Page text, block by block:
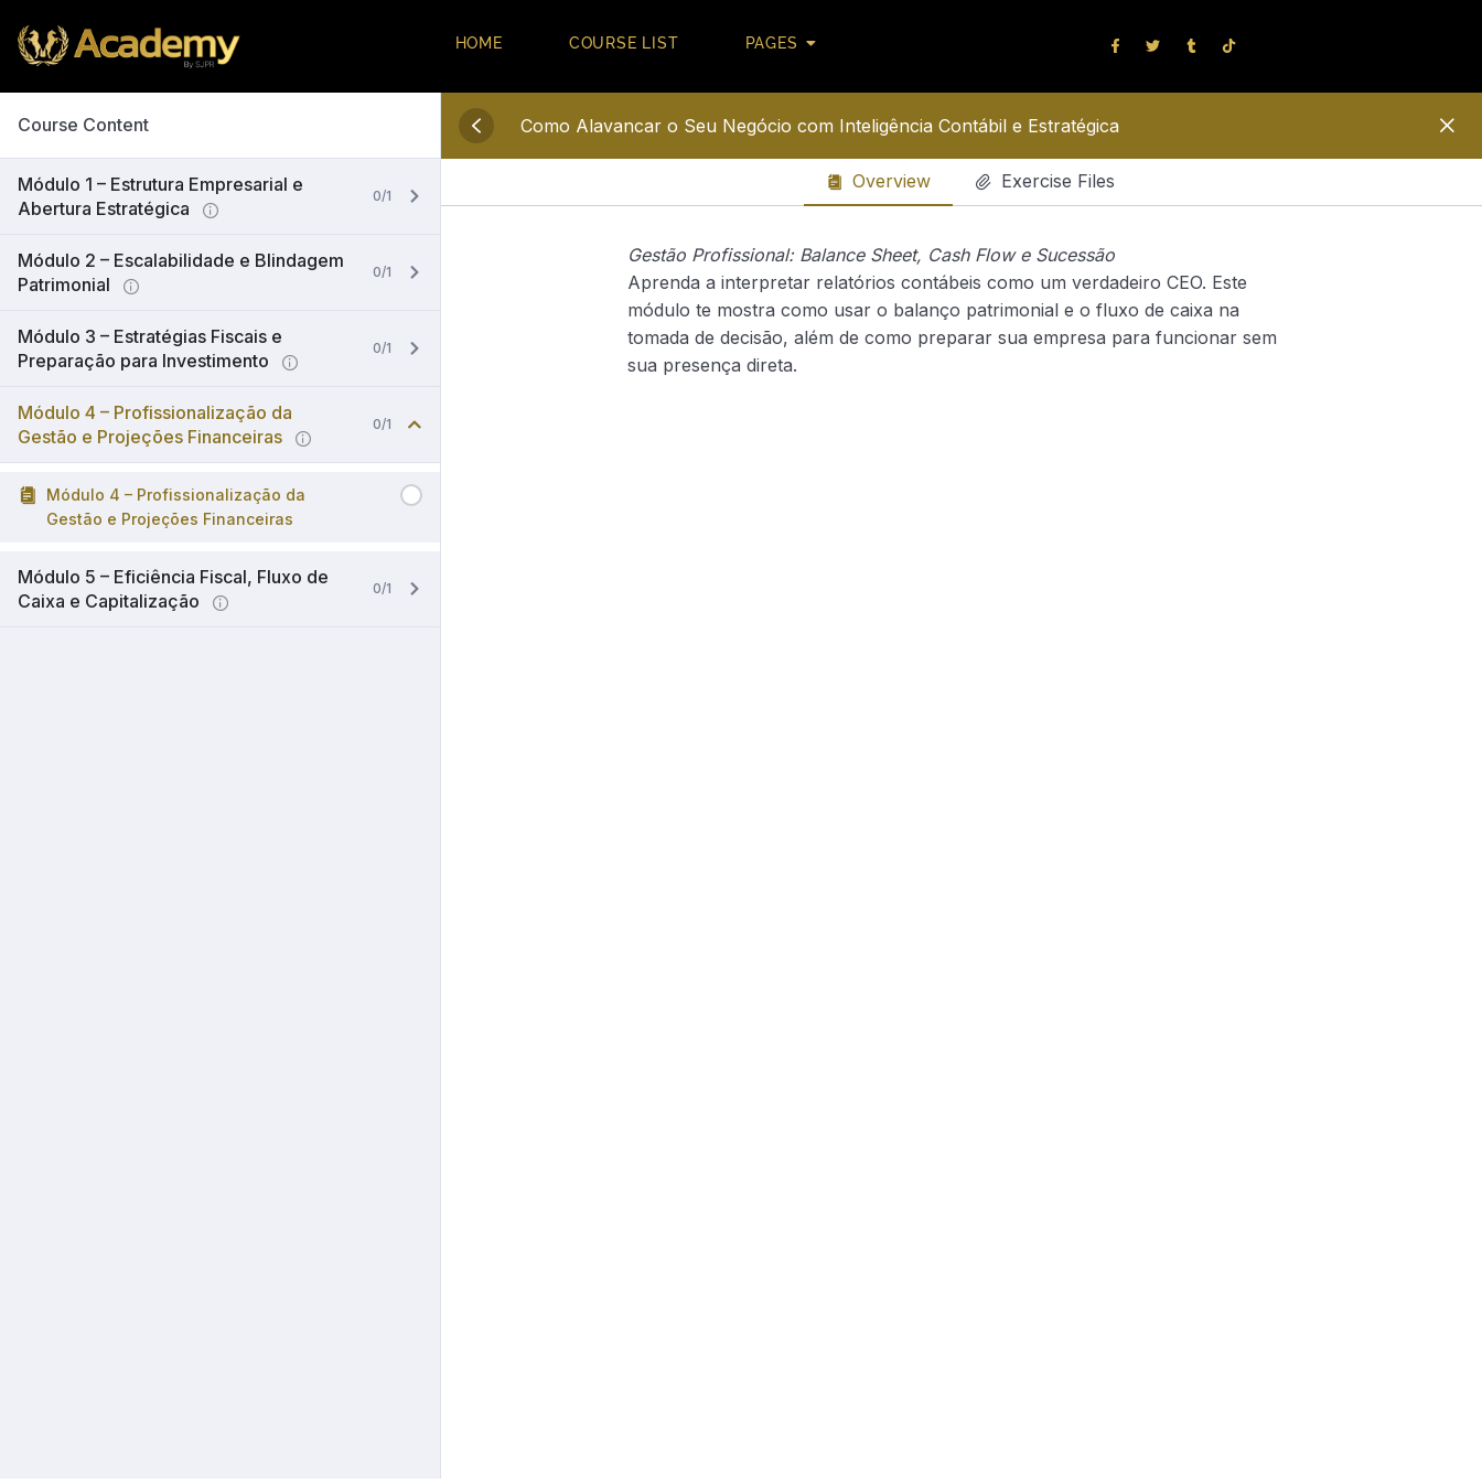
HOME COURSE LIST PAGES
Course Content
Módulo 1 – Estrutura Empresarial e
Abertura Estratégica
0/1
Módulo 2 – Escalabilidade e Blindagem
Patrimonial
0/1
Módulo 3 – Estratégias Fiscais e
Preparação para Investimento
0/1
Módulo 4 – Profissionalização da
Gestão e Projeções Financeiras
0/1
Módulo 4 – Profissionalização da
Gestão e Projeções Financeiras
Módulo 5 – Eficiência Fiscal, Fluxo de
Caixa e Capitalização
0/1
Como Alavancar o Seu Negócio com Inteligência Contábil e Estratégica
Overview Exercise Files
Gestão Profissional: Balance Sheet, Cash Flow e Sucessão
Aprenda a interpretar relatórios contábeis como um verdadeiro CEO. Este
módulo te mostra como usar o balanço patrimonial e o fluxo de caixa na
tomada de decisão, além de como preparar sua empresa para funcionar sem
sua presença direta.